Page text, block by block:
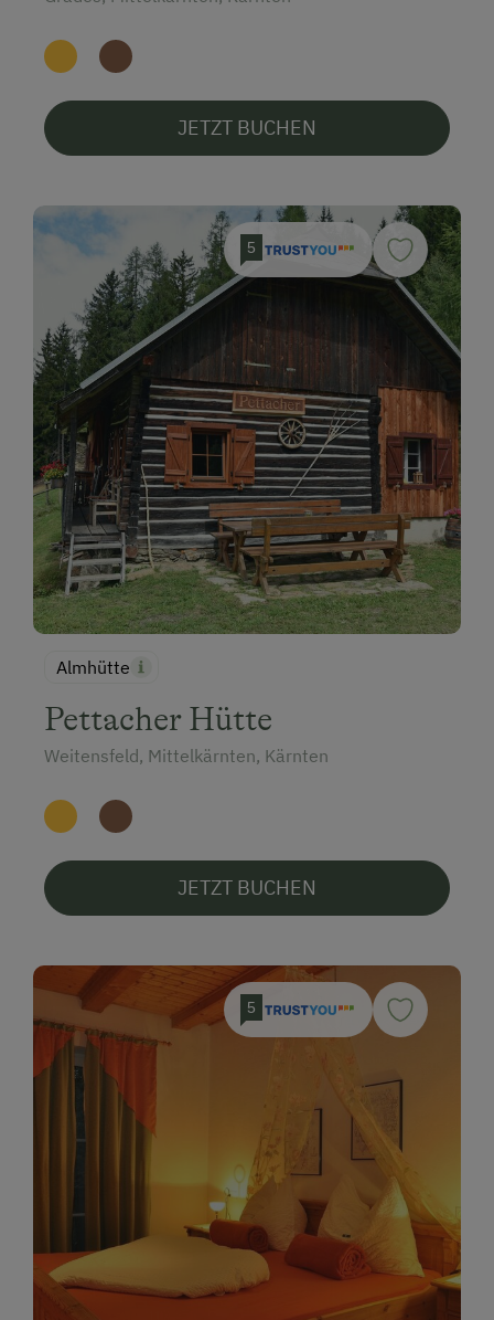
JETZT BUCHEN
5
Almhütte
Pettacher Hütte
Weitensfeld, Mittelkärnten, Kärnten
JETZT BUCHEN
5